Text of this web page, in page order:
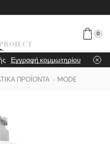
0
Εγγραφή κομμωτηρίου
ΠΡΟΪΟΝΤΑ MODE